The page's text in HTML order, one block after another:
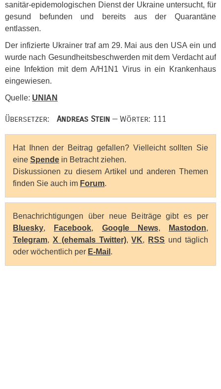
sanitär-epidemologischen Dienst der Ukraine untersucht, für
gesund befunden und bereits aus der Quarantäne
entlassen.
Der infizierte Ukrainer traf am 29. Mai aus den USA ein und
wurde nach Gesundheitsbeschwerden mit dem Verdacht auf
eine Infektion mit dem A/H1N1 Virus in ein Krankenhaus
eingewiesen.
Quelle: UNIAN
Übersetzer: Andreas Stein — Wörter: 111
Hat Ihnen der Beitrag gefallen? Vielleicht sollten Sie
eine Spende in Betracht ziehen.
Diskussionen zu diesem Artikel und anderen Themen
finden Sie auch im Forum.
Benachrichtigungen über neue Beiträge gibt es per
Bluesky, Facebook, Google News, Mastodon,
Telegram, X (ehemals Twitter),VK, RSS und täglich
oder wöchentlich per E-Mail .